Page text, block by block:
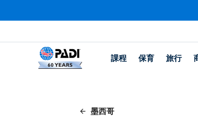
課程 保育 旅行
墨西哥